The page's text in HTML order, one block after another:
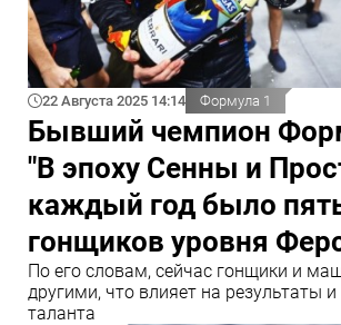
22 Августа 2025 14:14 Формула 1
Бывший чемпион
"В эпоху Сенны и
каждый год было
гонщиков уровня
По его словам, сейчас гонщики и
другими, что влияет на результаты
таланта